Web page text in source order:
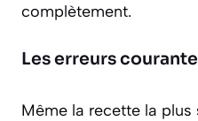
complètement.
Les erreurs
Même la recette la